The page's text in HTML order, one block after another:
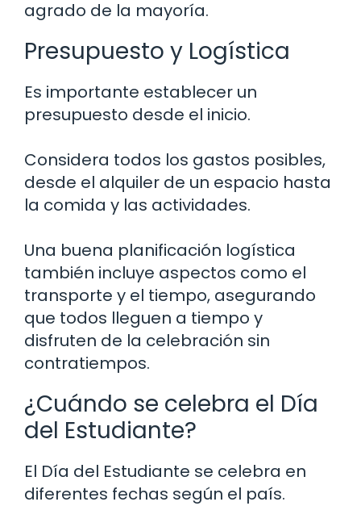
agrado de la mayoría.
Presupuesto y Logística
Es importante establecer un
presupuesto desde el inicio.
Considera todos los gastos posibles,
desde el alquiler de un espacio hasta
la comida y las actividades.
Una buena planificación logística
también incluye aspectos como el
transporte y el tiempo, asegurando
que todos lleguen a tiempo y
disfruten de la celebración sin
contratiempos.
¿Cuándo se celebra el Día
del Estudiante?
El Día del Estudiante se celebra en
diferentes fechas según el país.